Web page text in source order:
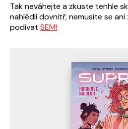
Tak neváhejte a zkuste tenhle
nahlédli dovnitř, nemusíte se
podívat SEM!